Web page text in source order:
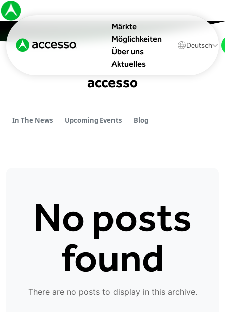
Märkte
Möglichkeiten
Über uns
Aktuelles
Deutsch
accesso
In The News Upcoming Events Blog
No posts
found
There are no posts to display in this archive.